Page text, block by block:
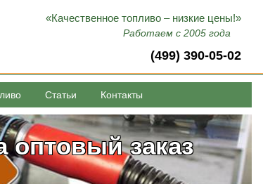
«Качественное топливо – низкие цены!»
Работаем с 2005 года
(499) 390-05-02
Статьи Контакты
топливо и
оптовый заказ